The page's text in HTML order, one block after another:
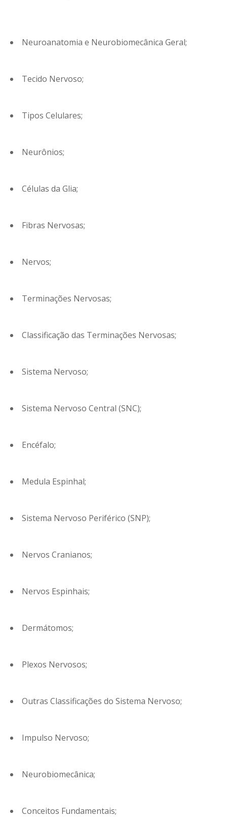
Neuroanatomia e Neurobiomecânica Geral;
Tecido Nervoso;
Tipos Celulares;
Neurônios;
Células da Glia;
Fibras Nervosas;
Nervos;
Terminações Nervosas;
Classificação das Terminações Nervosas;
Sistema Nervoso;
Sistema Nervoso Central (SNC);
Encéfalo;
Medula Espinhal;
Sistema Nervoso Periférico (SNP);
Nervos Cranianos;
Nervos Espinhais;
Dermátomos;
Plexos Nervosos;
Outras Classificações do Sistema Nervoso;
Impulso Nervoso;
Neurobiomecânica;
Conceitos Fundamentais;